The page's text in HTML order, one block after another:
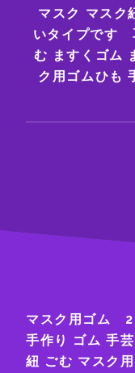
マスク マス
いタイプです
む ますくゴム
ク用ゴムひも
マスク用ゴム
手作り ゴム 手
紐 ごむ マスク